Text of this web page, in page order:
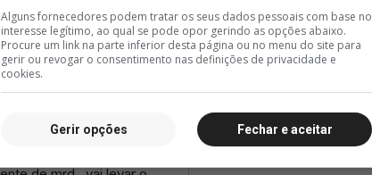
Alguns fornecedores podem tratar os seus dados pessoais com base no
interesse legítimo, ao qual se pode opor gerindo as opções abaixo.
Procure um link na parte inferior desta página ou no menu do site para
gerir ou revogar o consentimento nas definições de privacidade e
cookies.
Fechar e aceitar
Gerir opções